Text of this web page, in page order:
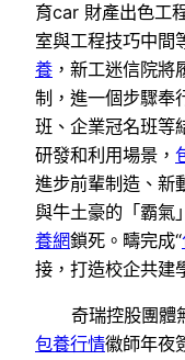
育car 財產出色工
室與工程技巧中間
養 ，新工迷信院將
制，進一個步驟奉
班、企業冠名班等
研發和利用場景，
進步前輩制造、新
與牛土豪的「霸氣
養網鎖死。疇完成“
接，打造校企共建
奇瑞控股團體
包養行情徽師年夜